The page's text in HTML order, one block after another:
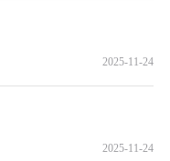
2025-11-24
2025-11-24